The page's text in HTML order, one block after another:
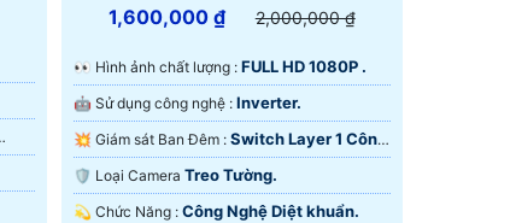
1,600,000 ₫ 2,000,000 ₫
️👀 Hình ảnh chất lượng : FULL HD 1080P .
🤖️ Sử dụng công nghệ : Inverter.
💥 Giám sát Ban Đêm : Switch Layer 1 Công
Nghệ Làm Lạnh iAUTO-X.
🛡 Loại Camera Treo Tường.
️💫 Chức Năng : Công Nghệ Diệt khuẩn.